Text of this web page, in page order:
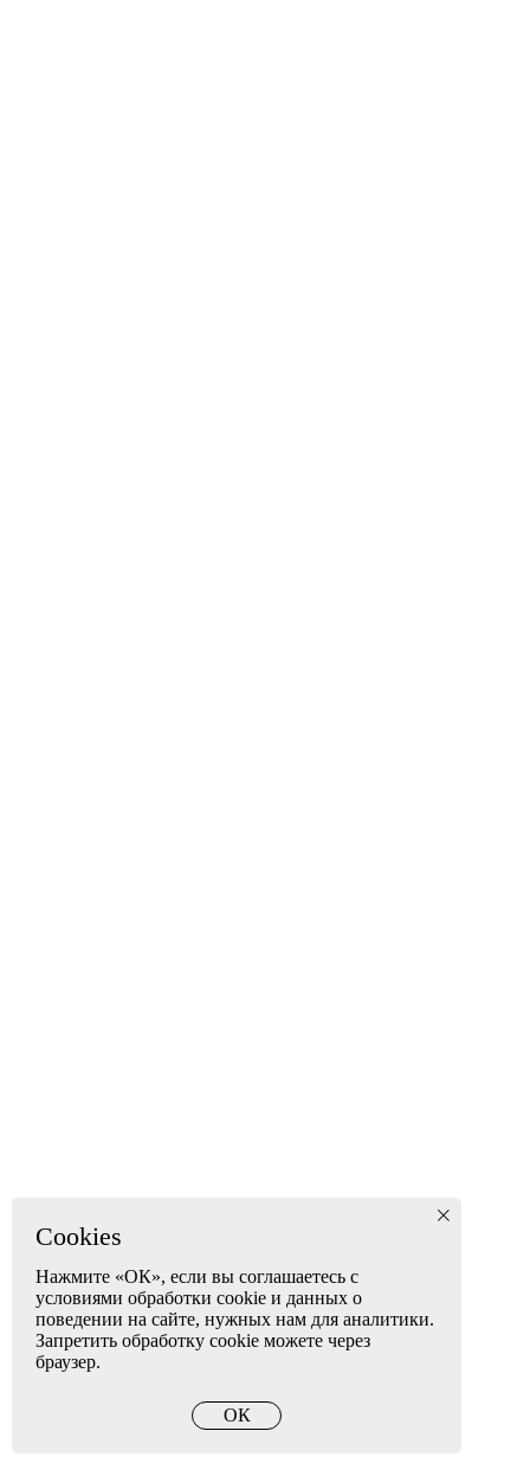
Cookies
Нажмите «ОК», если вы соглашаетесь с
условиями обработки cookie и данных о
поведении на сайте, нужных нам для аналитики.
Запретить обработку cookie можете через
браузер.
ОК